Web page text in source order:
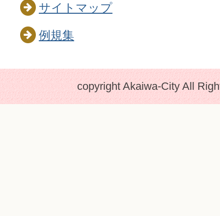
サイトマップ
例規集
copyright Akaiwa-City All